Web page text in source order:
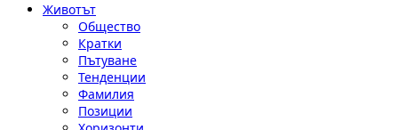
Животът
Общество
Кратки
Пътуване
Тенденции
Фамилия
Позиции